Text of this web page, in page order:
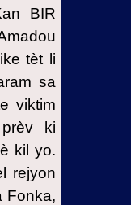
BIR
tèt li
sa
viktim
ki
kil yo.
rejyon
Fonka,